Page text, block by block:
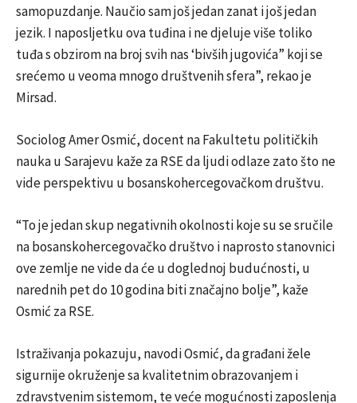
samopuzdanje. Naučio sam još jedan zanat i još jedan
jezik. I naposljetku ova tuđina i ne djeluje više toliko
tuđa s obzirom na broj svih nas ‘bivših jugovića” koji se
srećemo u veoma mnogo društvenih sfera”, rekao je
Mirsad.
Sociolog Amer Osmić, docent na Fakultetu političkih
nauka u Sarajevu kaže za RSE da ljudi odlaze zato što ne
vide perspektivu u bosanskohercegovačkom društvu.
“To je jedan skup negativnih okolnosti koje su se sručile
na bosanskohercegovačko društvo i naprosto stanovnici
ove zemlje ne vide da će u doglednoj budućnosti, u
narednih pet do 10 godina biti značajno bolje”, kaže
Osmić za RSE.
Istraživanja pokazuju, navodi Osmić, da građani žele
sigurnije okruženje sa kvalitetnim obrazovanjem i
zdravstvenim sistemom, te veće mogućnosti zaposlenja